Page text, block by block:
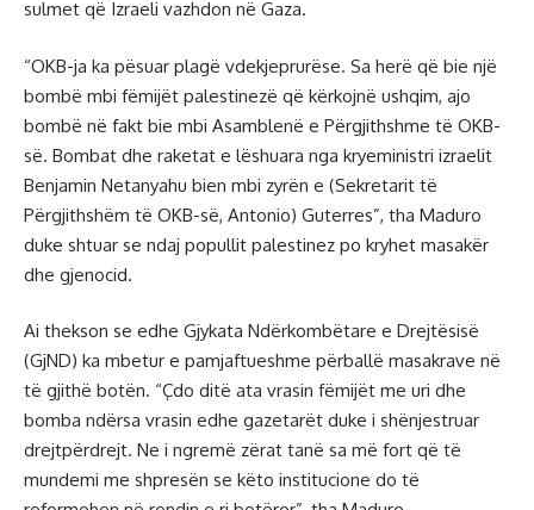
sulmet që Izraeli vazhdon në Gaza.
“OKB-ja ka pësuar plagë vdekjeprurëse. Sa herë që bie një
bombë mbi fëmijët palestinezë që kërkojnë ushqim, ajo
bombë në fakt bie mbi Asamblenë e Përgjithshme të OKB-
së. Bombat dhe raketat e lëshuara nga kryeministri izraelit
Benjamin Netanyahu bien mbi zyrën e (Sekretarit të
Përgjithshëm të OKB-së, Antonio) Guterres”, tha Maduro
duke shtuar se ndaj popullit palestinez po kryhet masakër
dhe gjenocid.
Ai thekson se edhe Gjykata Ndërkombëtare e Drejtësisë
(GjND) ka mbetur e pamjaftueshme përballë masakrave në
të gjithë botën. “Çdo ditë ata vrasin fëmijët me uri dhe
bomba ndërsa vrasin edhe gazetarët duke i shënjestruar
drejtpërdrejt. Ne i ngremë zërat tanë sa më fort që të
mundemi me shpresën se këto institucione do të